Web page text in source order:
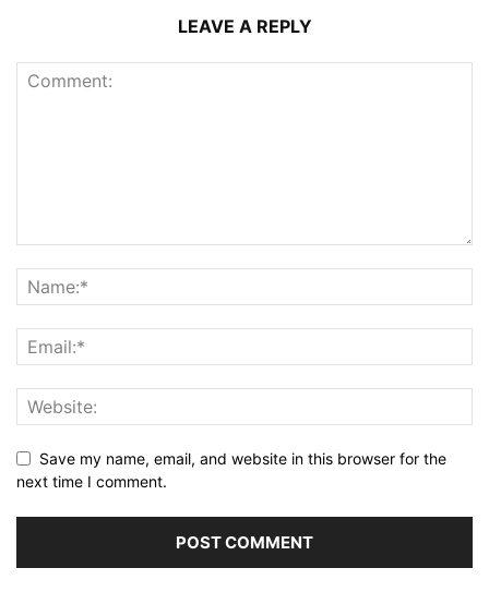
LEAVE A REPLY
Save my name, email, and website in this browser for the
next time I comment.